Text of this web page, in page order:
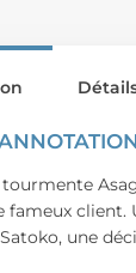
fameux
une